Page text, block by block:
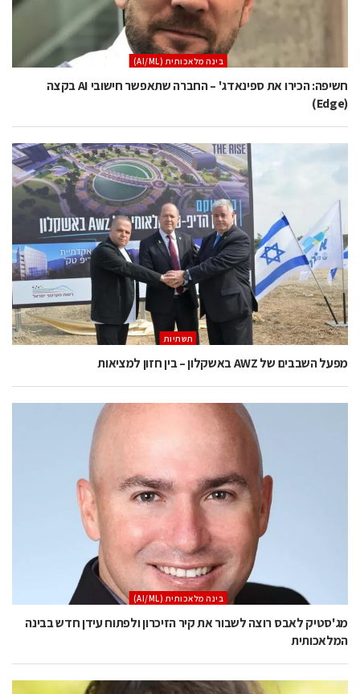
בינה מלאכותית (AI/ML)
חשיפה: הכירו את ספינאדג' – החברה שתאפשר חישובי AI בקצה
(Edge)
תשתיות
מפעל השבבים של AWZ באשקלון – בין חזון למציאות
בינה מלאכותית (AI/ML)
מג'סטיק לאבס רוצה לשבור את קיר הזיכרון ולפתוח עידן חדש בבינה
המלאכותית